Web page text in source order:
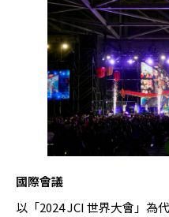
國際會議
以「2024 JCI 世界大會」為